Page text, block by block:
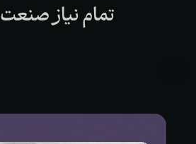
تمامنیازصنعت